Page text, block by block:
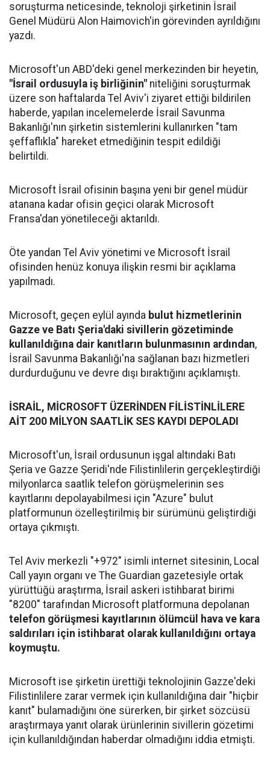
soruşturma neticesinde, teknoloji şirketinin İsrail
Genel Müdürü Alon Haimovich'in görevinden ayrıldığını
yazdı.
Microsoft'un ABD'deki genel merkezinden bir heyetin,
"İsrail ordusuyla iş birliğinin" niteliğini soruşturmak
üzere son haftalarda Tel Aviv'i ziyaret ettiği bildirilen
haberde, yapılan incelemelerde İsrail Savunma
Bakanlığı'nın şirketin sistemlerini kullanırken "tam
şeffaflıkla" hareket etmediğinin tespit edildiği
belirtildi.
Microsoft İsrail ofisinin başına yeni bir genel müdür
atanana kadar ofisin geçici olarak Microsoft
Fransa'dan yönetileceği aktarıldı.
Öte yandan Tel Aviv yönetimi ve Microsoft İsrail
ofisinden henüz konuya ilişkin resmi bir açıklama
yapılmadı.
Microsoft, geçen eylül ayında bulut hizmetlerinin
Gazze ve Batı Şeria'daki sivillerin gözetiminde
kullanıldığına dair kanıtların bulunmasının ardından,
İsrail Savunma Bakanlığı'na sağlanan bazı hizmetleri
durdurduğunu ve devre dışı bıraktığını açıklamıştı.
İSRAİL, MİCROSOFT ÜZERİNDEN FİLİSTİNLİLERE
AİT 200 MİLYON SAATLİK SES KAYDI DEPOLADI
Microsoft'un, İsrail ordusunun işgal altındaki Batı
Şeria ve Gazze Şeridi'nde Filistinlilerin gerçekleştirdiği
milyonlarca saatlik telefon görüşmelerinin ses
kayıtlarını depolayabilmesi için "Azure" bulut
platformunun özelleştirilmiş bir sürümünü geliştirdiği
ortaya çıkmıştı.
Tel Aviv merkezli "+972" isimli internet sitesinin, Local
Call yayın organı ve The Guardian gazetesiyle ortak
yürüttüğü araştırma, İsrail askeri istihbarat birimi
"8200" tarafından Microsoft platformuna depolanan
telefon görüşmesi kayıtlarının ölümcül hava ve kara
saldırıları için istihbarat olarak kullanıldığını ortaya
koymuştu.
Microsoft ise şirketin ürettiği teknolojinin Gazze'deki
Filistinlilere zarar vermek için kullanıldığına dair "hiçbir
kanıt" bulamadığını öne sürerken, bir şirket sözcüsü
araştırmaya yanıt olarak ürünlerinin sivillerin gözetimi
için kullanıldığından haberdar olmadığını iddia etmişti.